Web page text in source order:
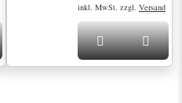
inkl. MwSt. zzgl. Versand